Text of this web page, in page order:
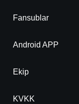
Fansublar
Android APP
Ekip
KVKK